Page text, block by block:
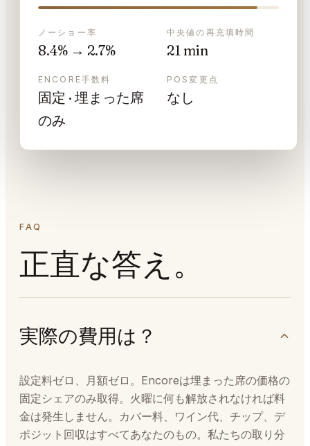
ノーショー率
8.4% → 2.7%
中央値の再充填時間
21 min
ENCORE手数料
固定 · 埋まった席
のみ
POS変更点
なし
FAQ
正直な答え。
実際の費用は？
設定料ゼロ、月額ゼロ。Encoreは埋まった席の価格の
固定シェアのみ取得。火曜に何も解放されなければ料
金は発生しません。カバー料、ワイン代、チップ、デ
ポジット回収はすべてあなたのもの。私たちの取り分